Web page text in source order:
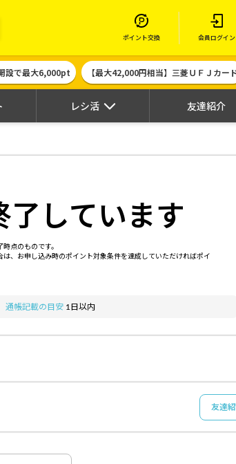
ピタス
ポイント交換 会員ログイン
設で最大6,000pt 【最大42,000円相当】三菱ＵＦＪカー
レシ活 友達紹介
了しています
点のものです。
、お申し込み時のポイント対象条件を達成していただければポイ
通帳記載の目安 1日以内
友達